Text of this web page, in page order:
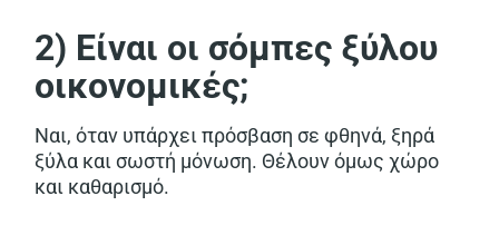
2) Είναι οι σόμπες ξύλου
οικονομικές;
Ναι, όταν υπάρχει πρόσβαση σε φθηνά, ξηρά
ξύλα και σωστή μόνωση. Θέλουν όμως χώρο
και καθαρισμό.